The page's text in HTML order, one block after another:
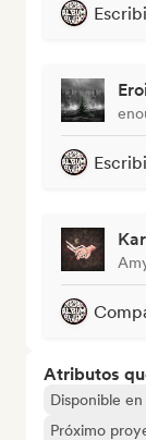
Atributos
Disponible
Próximo